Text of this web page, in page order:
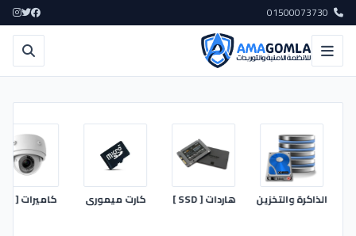
الذاكرة والتخزين هاردات [ SSD ] كارت ميمورى كاميرات [ IP ]